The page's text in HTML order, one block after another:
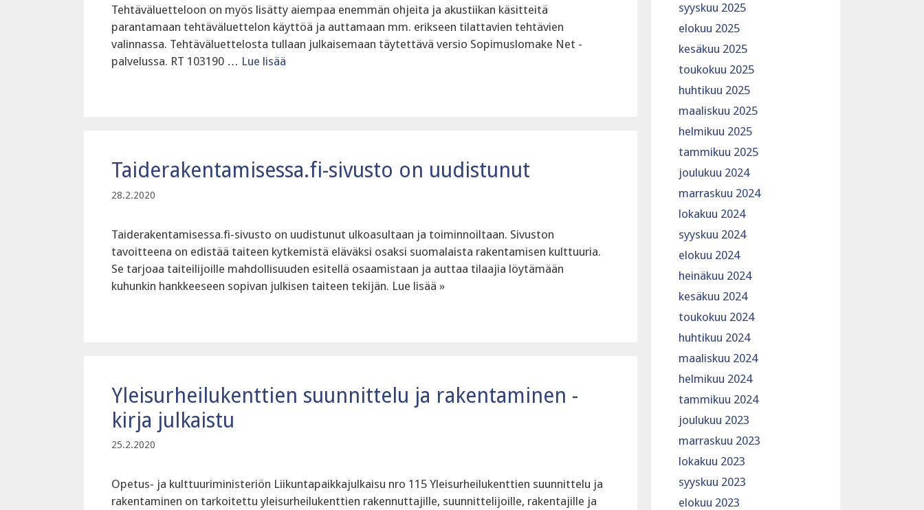
Tehtäväluetteloon on myös lisätty aiempaa enemmän ohjeita ja akustiikan käsitteitä
parantamaan tehtäväluettelon käyttöä ja auttamaan mm. erikseen tilattavien tehtävien
valinnassa. Tehtäväluettelosta tullaan julkaisemaan täytettävä versio Sopimuslomake Net -
palvelussa. RT 103190 … Lue lisää
Taiderakentamisessa.fi-sivusto on uudistunut
28.2.2020
Taiderakentamisessa.fi-sivusto on uudistunut ulkoasultaan ja toiminnoiltaan. Sivuston
tavoitteena on edistää taiteen kytkemistä eläväksi osaksi suomalaista rakentamisen kulttuuria.
Se tarjoaa taiteilijoille mahdollisuuden esitellä osaamistaan ja auttaa tilaajia löytämään
kuhunkin hankkeeseen sopivan julkisen taiteen tekijän. Lue lisää »
Yleisurheilukenttien suunnittelu ja rakentaminen -
kirja julkaistu
25.2.2020
Opetus- ja kulttuuriministeriön Liikuntapaikkajulkaisu nro 115 Yleisurheilukenttien suunnittelu ja
rakentaminen on tarkoitettu yleisurheilukenttien rakennuttajille, suunnittelijoille, rakentajille ja
syyskuu 2025
elokuu 2025
kesäkuu 2025
toukokuu 2025
huhtikuu 2025
maaliskuu 2025
helmikuu 2025
tammikuu 2025
joulukuu 2024
marraskuu 2024
lokakuu 2024
syyskuu 2024
elokuu 2024
heinäkuu 2024
kesäkuu 2024
toukokuu 2024
huhtikuu 2024
maaliskuu 2024
helmikuu 2024
tammikuu 2024
joulukuu 2023
marraskuu 2023
lokakuu 2023
syyskuu 2023
elokuu 2023